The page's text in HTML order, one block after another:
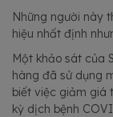
Những người này
hiệu nhất định
Một khảo sát của
hàng đã sử dụng
biết việc giảm giá
kỳ dịch bệnh